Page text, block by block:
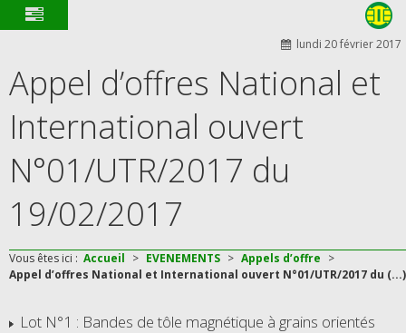
lundi 20 février 2017
Appel d’offres National et
International ouvert
N°01/UTR/2017 du
19/02/2017
Vous êtes ici : Accueil > EVENEMENTS > Appels d’offre >
Appel d’offres National et International ouvert N°01/UTR/2017 du (...)
Lot N°1 : Bandes de tôle magnétique à grains orientés